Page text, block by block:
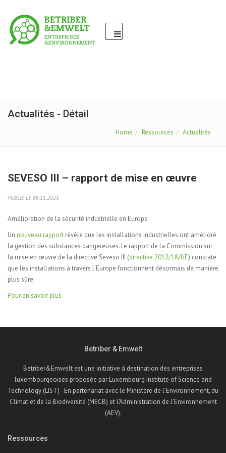
Actualités - Détail
Home Ressources Actualités
SEVESO III – rapport de mise en œuvre
PUBLIÉ LE 06.11.2025
Amélioration de la sécurité industrielle en Europe
Un nouveau rapport révèle que les installations industrielles ont amélioré
la gestion des substances dangereuses. Le rapport de la Commission sur
la mise en œuvre de la directive Seveso III (directive 2012/18/UE) constate
que les installations à travers l'Europe fonctionnent désormais de manière
plus sûre.
Pour en savoir plus
Betriber & Emwelt
Betriber&Emwelt est une initiative à destination des entreprises
luxembourgeoises proposée par Luxembourg Institute of Science and
Technology (LIST) - En partenariat avec le Ministère de l'Environnement, du
Climat et de la Biodiversité (MECB) et l'Administration de l'Environnement
(AEV).
Ressources